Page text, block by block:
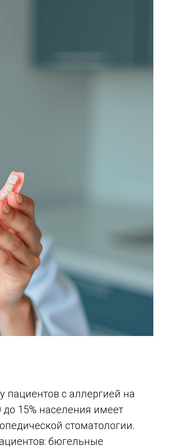
пациентов с аллергией на
15% населения имеет
стоматологии.
бюгельные